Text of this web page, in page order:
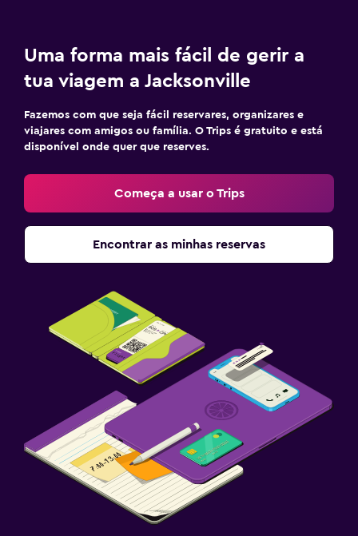
Uma forma mais fácil de gerir a
tua viagem a Jacksonville
Fazemos com que seja fácil reservares, organizares e
viajares com amigos ou família. O Trips é gratuito e está
disponível onde quer que reserves.
Começa a usar o Trips
Encontrar as minhas reservas